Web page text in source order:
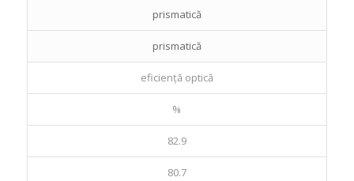
prismatică
prismatică
eficiență optică
%
82.9
80.7